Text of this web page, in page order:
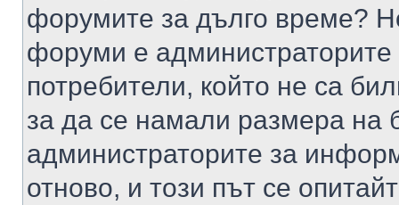
форумите за дълго време?
форуми е администраторите
потребители, който не са
за да се намали размера на
администраторите за
отново, и този път се